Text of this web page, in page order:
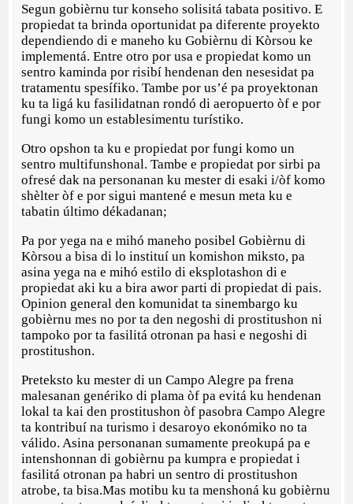
Segun gobièrnu tur konseho solisitá tabata positivo. E
propiedat ta brinda oportunidat pa diferente proyekto
dependiendo di e maneho ku Gobièrnu di Kòrsou ke
implementá. Entre otro por usa e propiedat komo un
sentro kaminda por risibí hendenan den nesesidat pa
tratamentu spesífiko. Tambe por us’é pa proyektonan
ku ta ligá ku fasilidatnan rondó di aeropuerto òf e por
fungi komo un establesimentu turístiko.
Otro opshon ta ku e propiedat por fungi komo un
sentro multifunshonal. Tambe e propiedat por sirbi pa
ofresé dak na personanan ku mester di esaki i/òf komo
shèlter òf e por sigui mantené e mesun meta ku e
tabatin último dékadanan;
Pa por yega na e mihó maneho posibel Gobièrnu di
Kòrsou a bisa di lo instituí un komishon miksto, pa
asina yega na e mihó estilo di eksplotashon di e
propiedat aki ku a bira awor parti di propiedat di pais.
Opinion general den komunidat ta sinembargo ku
gobièrnu mes no por ta den negoshi di prostitushon ni
tampoko por ta fasilitá otronan pa hasi e negoshi di
prostitushon.
Preteksto ku mester di un Campo Alegre pa frena
malesanan genériko di plama òf pa evitá ku hendenan
lokal ta kai den prostitushon òf pasobra Campo Alegre
ta kontribuí na turismo i desaroyo ekonómiko no ta
válido. Asina personanan sumamente preokupá pa e
intenshonnan di gobièrnu pa kumpra e propiedat i
fasilitá otronan pa habri un sentro di prostitushon
atrobe, ta bisa.Mas motibu ku ta menshoná ku gobièrnu